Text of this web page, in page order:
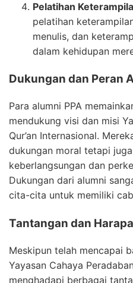
Pelatihan
pelatihan
menulis, dan
dalam kehidupan
Dukungan dan Peran
Para alumni PPA
mendukung visi dan misi
Qur’an Internasional.
dukungan moral tetapi
keberlangsungan dan
Dukungan dari alumni
cita-cita untuk memiliki
Tantangan dan
Meskipun telah mencapai
Yayasan Cahaya
menghadapi berbagai